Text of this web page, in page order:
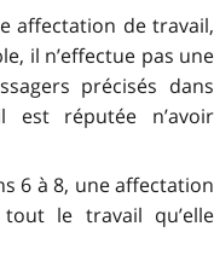
affectation de travail,
il n’effectue pas une
précisés dans
est réputée n’avoir
6 à 8, une affectation
le travail qu’elle